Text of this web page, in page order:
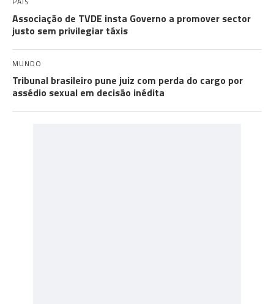
Associação de TVDE insta Governo a promover sector
justo sem privilegiar táxis
MUNDO
Tribunal brasileiro pune juiz com perda do cargo por
assédio sexual em decisão inédita